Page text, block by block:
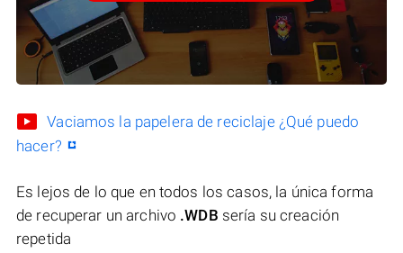
Vaciamos la papelera de reciclaje ¿Qué puedo
hacer?
Es lejos de lo que en todos los casos, la única forma
de recuperar un archivo .WDB sería su creación
repetida